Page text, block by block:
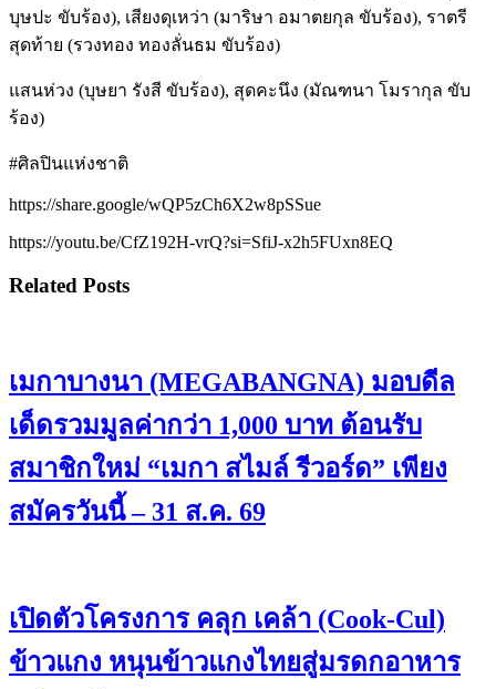
บุษปะ ขับร้อง), เสียงดุเหว่า (มาริษา อมาตยกุล ขับร้อง), ราตรี
สุดท้าย (รวงทอง ทองลั่นธม ขับร้อง)
แสนห่วง (บุษยา รังสี ขับร้อง), สุดคะนึง (มัณฑนา โมรากุล ขับ
ร้อง)
#ศิลปินแห่งชาติ
https://share.google/wQP5zCh6X2w8pSSue
https://youtu.be/CfZ192H-vrQ?si=SfiJ-x2h5FUxn8EQ
Related Posts
เมกาบางนา (MEGABANGNA) มอบดีล
เด็ดรวมมูลค่ากว่า 1,000 บาท ต้อนรับ
สมาชิกใหม่ “เมกา สไมล์ รีวอร์ด” เพียง
สมัครวันนี้ – 31 ส.ค. 69
เปิดตัวโครงการ คลุก เคล้า (Cook-Cul)
ข้าวแกง หนุนข้าวแกงไทยสู่มรดกอาหาร